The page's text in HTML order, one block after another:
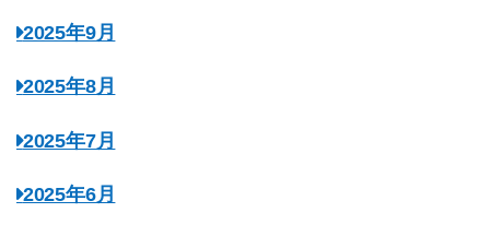
2025年9月
2025年8月
2025年7月
2025年6月